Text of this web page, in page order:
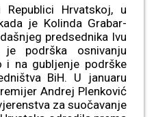
Hrvatskoj, u
je Kolinda Grabar-
predsednika Ivu
je podrška osnivanju
i na gubljenje podrške
BiH. U januaru
Andrej Plenković
za suočavanje